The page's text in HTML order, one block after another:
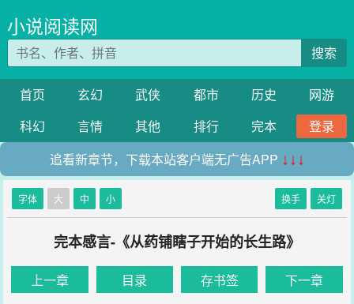
小说阅读网
搜索
首页 玄幻 武侠 都市 历史
网游
科幻
言情 其他 排行 完本
登录
追看新章节，下载本站客户端无广告APP ↓↓↓
字体 大 中 小 换手 关灯
完本感言-《从药铺瞎子开始的长生路》
上一章 目录 存书签 下一章